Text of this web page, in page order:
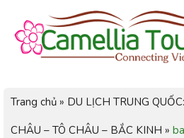
Trang chủ » DU LỊCH TRUNG
CHÂU – TÔ CHÂU – BẮC KINH »